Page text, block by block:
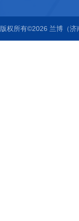
版权所有©2026 兰博（